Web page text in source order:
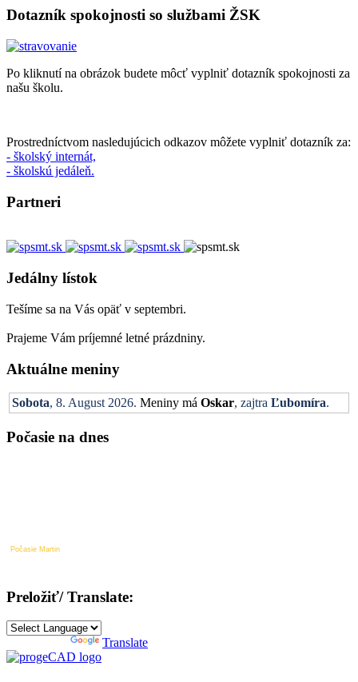
Dotazník spokojnosti so službami ŽSK
Po kliknutí na obrázok budete môcť vyplniť dotazník spokojnosti za
našu školu.
Prostredníctvom nasledujúcich odkazov môžete vyplniť dotazník za:
- školský internát,
- školskú jedáleň.
Partneri
Jedálny lístok
Tešíme sa na Vás opäť v septembri.
Prajeme Vám príjemné letné prázdniny.
Aktuálne meniny
Sobota, 8. August 2026. Meniny má Oskar, zajtra Ľubomíra.
Počasie na dnes
Počasie Martin
Preložiť/ Translate:
Translate